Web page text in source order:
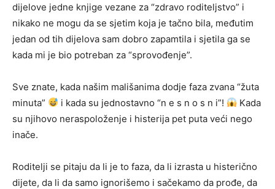
dijelove jedne knjige vezane za “zdravo roditeljstvo” i
nikako ne mogu da se sjetim koja je tačno bila, međutim
jedan od tih dijelova sam dobro zapamtila i sjetila ga se
kada mi je bio potreban za “sprovođenje”.
Sve znate, kada našim mališanima dodje faza zvana “žuta
minuta”
i kada su jednostavno “n e s n o s n i”!
Kada
su njihovo neraspoloženje i histerija pet puta veći nego
inače.
Roditelji se pitaju da li je to faza, da li izrasta u histerično
dijete, da li da samo ignorišemo i sačekamo da prođe, da